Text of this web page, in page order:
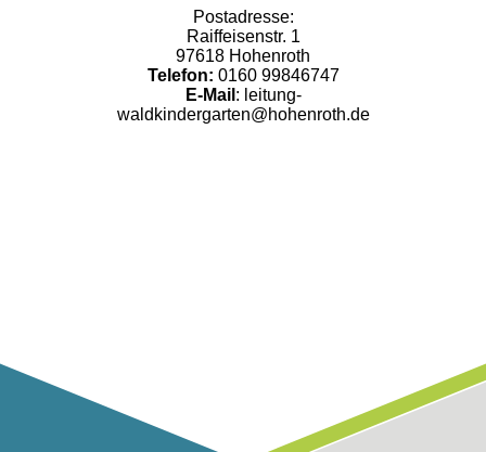
Postadresse:
Raiffeisenstr. 1
97618 Hohenroth
Telefon: 0160 99846747
E-Mail : leitung-
waldkindergarten@hohenroth.de